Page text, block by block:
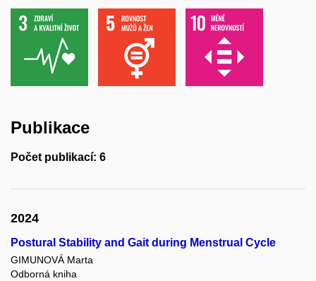
Publikace
Počet publikací: 6
2024
Postural Stability and Gait during Menstrual Cycle
GIMUNOVÁ Marta
Odborná kniha